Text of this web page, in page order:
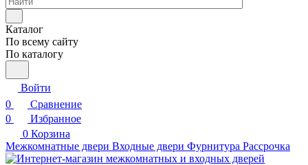
Каталог
По всему сайту
По каталогу
Войти
0
Сравнение
0
Избранное
0 Корзина
Межкомнатные двери Входные двери Фурнитура Рассрочка